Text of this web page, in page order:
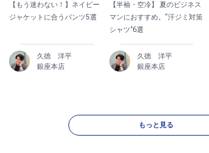
【もう迷わない！】ネイビー
ジャケットに合うパンツ5選
久徳 洋平
銀座本店
【半袖・空冷】 夏のビジネス
マンにおすすめ。“汗ジミ対策
シャツ”6選
久徳 洋平
銀座本店
もっと見る